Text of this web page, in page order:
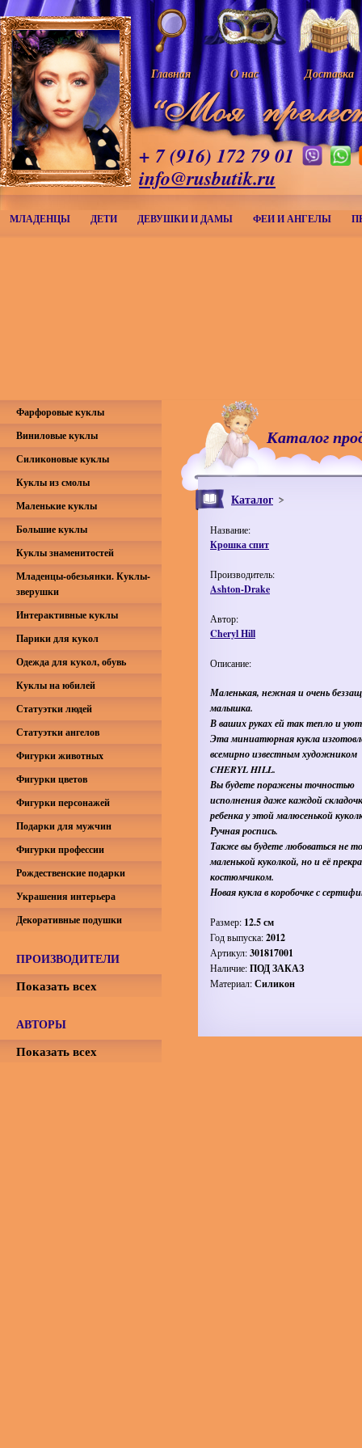
Главная О нас Доставка
+ 7 (916) 172 79 01
info@rusbutik.ru
МЛАДЕНЦЫ ДЕТИ ДЕВУШКИ И ДАМЫ ФЕИ И АНГЕЛЫ
Каталог
Каталог
Название:
Крошка спит
Производитель:
Ashton-Drake
Автор:
Cheryl Hill
Описание:
Маленькая, нежная и очень
малышка.
В ваших руках ей так тепло и
Эта миниатюрная кукла
всемирно известным художником
CHERYL HILL.
Вы будете поражены точностью
исполнения даже каждой
ребенка у этой малюсенькой
Ручная роспись.
Также вы будете любоваться не
маленькой куколкой, но и её
костюмчиком.
Новая кукла в коробочке с
Размер: 12.5 см
Год выпуска:2012
Артикул:301817001
Наличие:ПОД ЗАКАЗ
Материал:Силикон
Фарфоровые куклы
Виниловые куклы
Силиконовые куклы
Куклы из смолы
Маленькие куклы
Большие куклы
Куклы знаменитостей
Младенцы-обезьянки. Куклы-
зверушки
Интерактивные куклы
Парики для кукол
Одежда для кукол, обувь
Куклы на юбилей
Статуэтки людей
Статуэтки ангелов
Фигурки животных
Фигурки цветов
Фигурки персонажей
Подарки для мужчин
Фигурки профессии
Рождественские подарки
Украшения интерьера
Декоративные подушки
ПРОИЗВОДИТЕЛИ
Показать всех
АВТОРЫ
Показать всех